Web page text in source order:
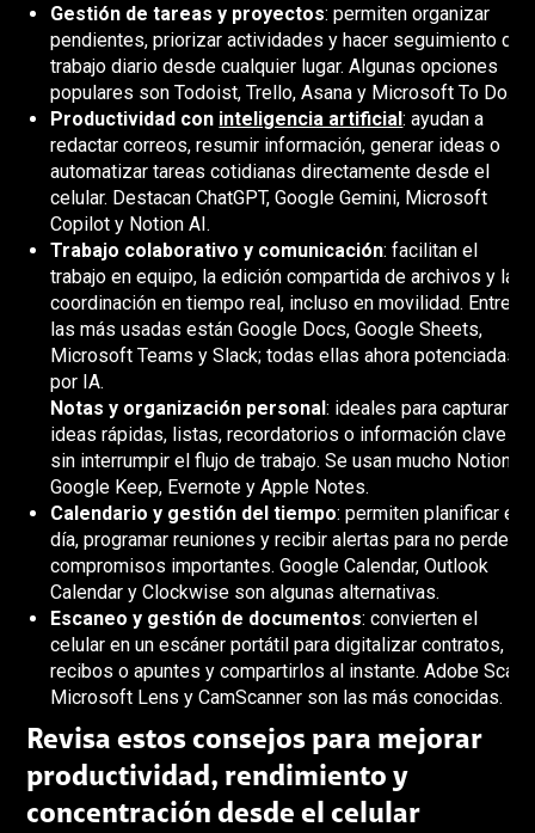
Gestión de tareas y proyectos: permiten organizar
pendientes, priorizar actividades y hacer seguimiento del
trabajo diario desde cualquier lugar. Algunas opciones
populares son Todoist, Trello, Asana y Microsoft To Do.
Productividad con inteligencia artificial: ayudan a
redactar correos, resumir información, generar ideas o
automatizar tareas cotidianas directamente desde el
celular. Destacan ChatGPT, Google Gemini, Microsoft
Copilot y Notion AI.
Trabajo colaborativo y comunicación: facilitan el
trabajo en equipo, la edición compartida de archivos y la
coordinación en tiempo real, incluso en movilidad. Entre
las más usadas están Google Docs, Google Sheets,
Microsoft Teams y Slack; todas ellas ahora potenciadas
por IA.
Notas y organización personal: ideales para capturar
ideas rápidas, listas, recordatorios o información clave
sin interrumpir el flujo de trabajo. Se usan mucho Notion,
Google Keep, Evernote y Apple Notes.
Calendario y gestión del tiempo: permiten planificar el
día, programar reuniones y recibir alertas para no perder
compromisos importantes. Google Calendar, Outlook
Calendar y Clockwise son algunas alternativas.
Escaneo y gestión de documentos: convierten el
celular en un escáner portátil para digitalizar contratos,
recibos o apuntes y compartirlos al instante. Adobe Scan,
Microsoft Lens y CamScanner son las más conocidas.
Revisa estos consejos para mejorar
productividad, rendimiento y
concentración desde el celular